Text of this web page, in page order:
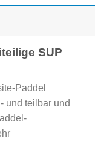
SUP
Paddel
und teilbar und